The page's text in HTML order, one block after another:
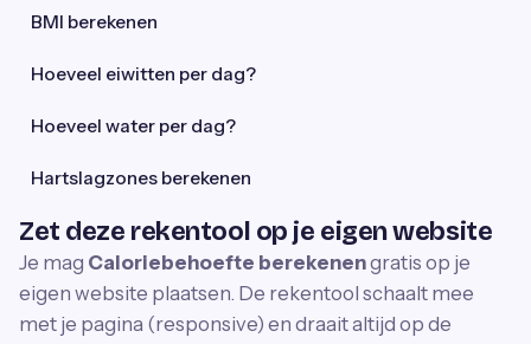
BMI berekenen
Hoeveel eiwitten per dag?
Hoeveel water per dag?
Hartslagzones berekenen
Zet deze rekentool op je eigen website
Je mag Caloriebehoefte berekenengratis op je
eigen website plaatsen. De rekentool schaalt mee
met je pagina (responsive) en draait altijd op de